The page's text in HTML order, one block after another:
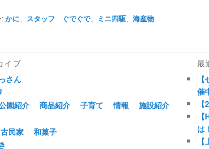
: かに スタッフ ぐでぐで、 ミニ四駆 、海産物
イブ
さん
園紹介 商品紹介 子育て 情報
施設紹介
古民家
和菓子
最
催
は